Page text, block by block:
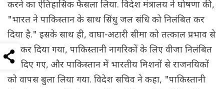
करने का ऐतिहासिक फैसला लिया. विदेश मंत्रालय ने घोषणा की,
"भारत ने पाकिस्तान के साथ सिंधु जल संधि को निलंबित कर
दिया है." इसके साथ ही, वाघा-अटारी सीमा को तत्काल प्रभाव से
बंद कर दिया गया, पाकिस्तानी नागरिकों के लिए वीजा निलंबित
कर दिए गए, और पाकिस्तान में भारतीय मिशनों से राजनयिकों
को वापस बुला लिया गया. विदेश सचिव ने कहा, "पाकिस्तानी